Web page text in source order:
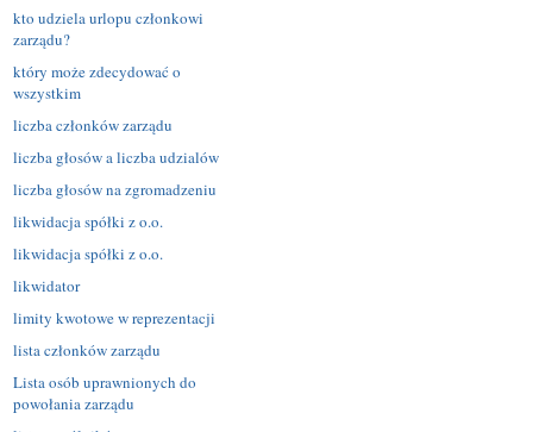
kto udziela urlopu członkowi
zarządu?
który może zdecydować o
wszystkim
liczba członków zarządu
liczba głosów a liczba udzialów
liczba głosów na zgromadzeniu
likwidacja spółki z o.o.
likwidacja spółki z o.o.
likwidator
limity kwotowe w reprezentacji
lista członków zarządu
Lista osób uprawnionych do
powołania zarządu